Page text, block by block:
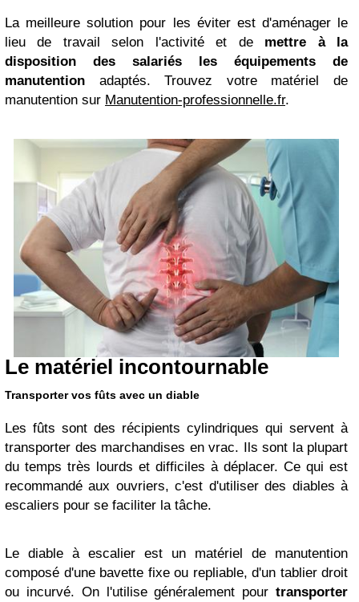
La meilleure solution pour les éviter est d'aménager le
lieu de travail selon l'activité et de mettre à la
disposition des salariés les équipements de
manutention adaptés. Trouvez votre matériel de
manutention sur Manutention-professionnelle.fr.
Le matériel incontournable
Transporter vos fûts avec un diable
Les fûts sont des récipients cylindriques qui servent à
transporter des marchandises en vrac. Ils sont la plupart
du temps très lourds et difficiles à déplacer. Ce qui est
recommandé aux ouvriers, c'est d'utiliser des diables à
escaliers pour se faciliter la tâche.
Le diable à escalier est un matériel de manutention
composé d'une bavette fixe ou repliable, d'un tablier droit
ou incurvé. On l'utilise généralement pour transporter